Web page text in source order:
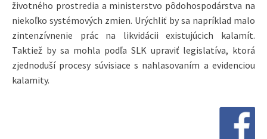
životného prostredia a ministerstvo pôdohospodárstva na
niekoľko systémových zmien. Urýchliť by sa napríklad malo
zintenzívnenie prác na likvidácii existujúcich kalamít.
Taktiež by sa mohla podľa SLK upraviť legislatíva, ktorá
zjednoduší procesy súvisiace s nahlasovaním a evidenciou
kalamity.